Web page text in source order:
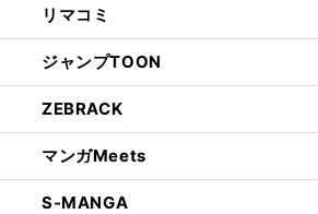
リマコミ
ジャンプTOON
ZEBRACK
マンガMeets
S-MANGA